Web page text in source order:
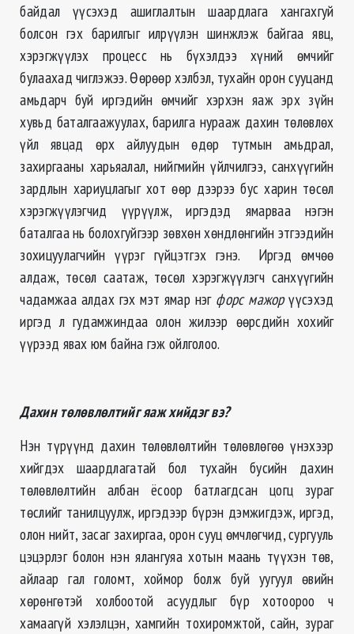
байдал үүсэхэд ашиглалтын шаардлага хангахгуй
болсон гэх барилгыг илрүүлэн шинжлэж байгаа явц,
хэрэгжүүлэх процесс нь бүхэлдээ хүний өмчийг
булаахад чиглэжээ. Өөрөөр хэлбэл, тухайн орон сууцанд
амьдарч буй иргэдийн өмчийг хэрхэн яаж эрх зүйн
хувьд баталгаажуулах, барилга нурааж дахин төлөвлөх
үйл явцад өрх айлуудын өдөр тутмын амьдрал,
захиргааны харьяалал, нийгмийн үйлчилгээ, санхүүгийн
зардлын хариуцлагыг хот өөр дээрээ бус харин төсөл
хэрэгжүүлэгчид үүрүүлж, иргэдэд ямарваа нэгэн
баталгаа нь болохгуйгээр зөвхөн хөндлөнгийн этгээдийн
зохицуулагчийн үүрэг гүйцэтгэх гэнэ. Иргэд өмчөө
алдаж, төсөл саатаж, төсөл хэрэгжүүлэгч санхүүгийн
чадамжаа алдах гэх мэт ямар нэг форс мажорүүсэхэд
иргэд л гудамжиндаа олон жилээр өөрсдийн хохийг
үүрээд явах юм байна гэж ойлголоо.
Дахин төлөвлөлтийг яаж хийдэг вэ?
Нэн түрүүнд дахин төлөвлөлтийн төлөвлөгөө үнэхээр
хийгдэх шаардлагатай бол тухайн бусийн дахин
төлөвлөлтийн албан ёсоор батлагдсан цогц зураг
төслийг танилцуулж, иргэдээр бүрэн дэмжигдэж, иргэд,
олон нийт, засаг захиргаа, орон сууц өмчлөгчид, сургууль
цэцэрлэг болон нэн ялангуяа хотын маань түүхэн төв,
айлаар гал голомт, хоймор болж буй уугуул өвийн
хөрөнгөтэй холбоотой асуудлыг бүр хотоороо ч
хамаагүй хэлэлцэн, хамгийн тохиромжтой, сайн, зураг